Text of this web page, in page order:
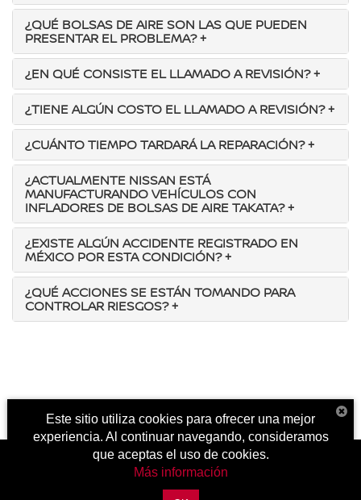
¿QUÉ BOLSAS DE AIRE SON LAS QUE PUEDEN
PRESENTAR EL PROBLEMA?+
¿EN QUÉ CONSISTE EL LLAMADO A REVISIÓN?+
¿TIENE ALGÚN COSTO EL LLAMADO A REVISIÓN?+
¿CUÁNTO TIEMPO TARDARÁ LA REPARACIÓN?+
¿ACTUALMENTE NISSAN ESTÁ
MANUFACTURANDO VEHÍCULOS CON
INFLADORES DE BOLSAS DE AIRE TAKATA?+
¿EXISTE ALGÚN ACCIDENTE REGISTRADO EN
MÉXICO POR ESTA CONDICIÓN?+
¿QUÉ ACCIONES SE ESTÁN TOMANDO PARA
CONTROLAR RIESGOS?+
Este sitio utiliza cookies para ofrecer una mejor
experiencia. Al continuar navegando, consideramos
que aceptas el uso de cookies.
Más información